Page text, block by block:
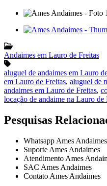
Andaimes em Lauro de Freitas
aluguel de andaimes em Lauro
em Lauro de Freitas, aluguel de
andaimes em Lauro de Freitas,
locação de andaime na Lauro de
Pesquisas
Whatsapp Ames Andaimes
Suporte Ames Andaimes
Atendimento Ames
SAC Ames Andaimes
Contato Ames Andaimes